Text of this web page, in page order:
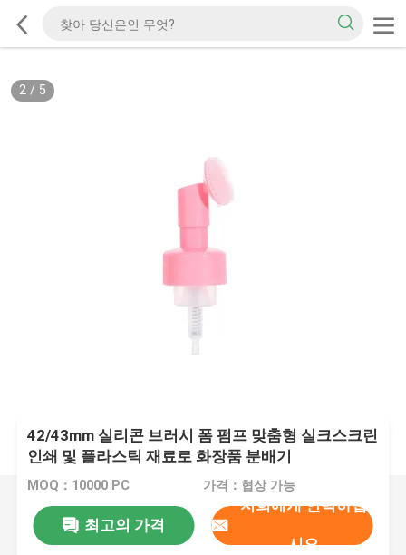
2/ 5
42/43mm 실리콘 브러시 폼 펌프 맞춤형 실크스크린
인쇄 및 플라스틱 재료로 화장품 분배기
MOQ：10000 PC 가격：협상 가능
최고의 가격
저희에게 연락하십
시오